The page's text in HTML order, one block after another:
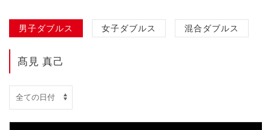
男子ダブルス 女子ダブルス 混合ダブルス
髙見 真己